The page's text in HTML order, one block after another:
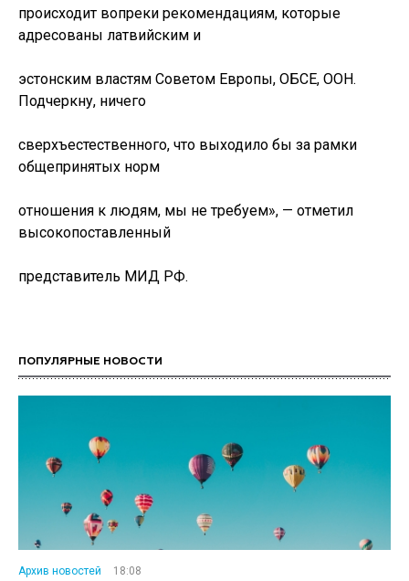
происходит вопреки рекомендациям, которые
адресованы латвийским и
эстонским властям Советом Европы, ОБСЕ, ООН.
Подчеркну, ничего
сверхъестественного, что выходило бы за рамки
общепринятых норм
отношения к людям, мы не требуем», — отметил
высокопоставленный
представитель МИД РФ.
ПОПУЛЯРНЫЕ НОВОСТИ
Архив новостей
18:08